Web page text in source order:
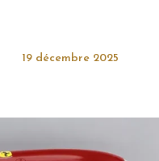
19 décembre 2025